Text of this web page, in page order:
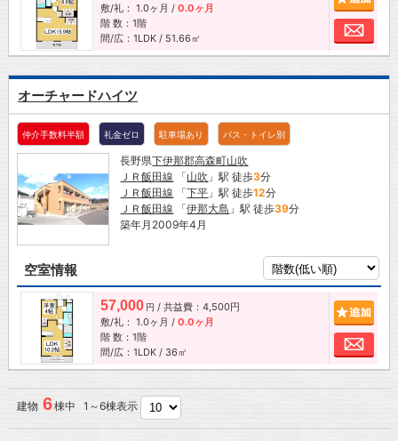
敷/礼： 1.0ヶ月 / 0.0ヶ月
階 数：1階
間/広：1LDK / 51.66㎡
お
オーチャードハイツ
仲介手数料半額 礼金ゼロ 駐車場あり バス・トイレ別
長野県下伊那郡高森町山吹
ＪＲ飯田線 「山吹 」駅 徒歩3分
ＪＲ飯田線 「下平 」駅 徒歩12分
ＪＲ飯田線 「伊那大島 」駅 徒歩39分
築年月2009年4月
空室情報
57,000 円 / 共益費：4,500円
敷/礼： 1.0ヶ月 / 0.0ヶ月
階 数：1階
間/広：1LDK / 36㎡
お
建物 6棟中 1～6棟表示